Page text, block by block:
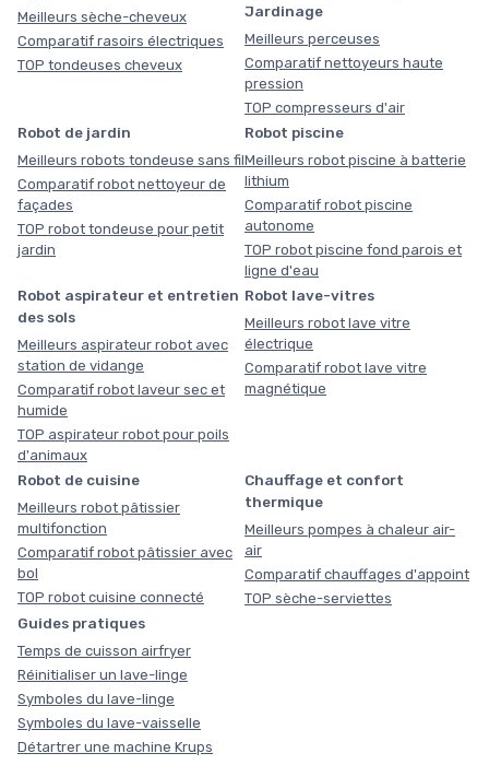
Meilleurs sèche-cheveux
Comparatif rasoirs électriques
TOP tondeuses cheveux
Jardinage
Meilleurs perceuses
Comparatif nettoyeurs haute
pression
TOP compresseurs d'air
Robot de jardin
Meilleurs robots tondeuse sans fil
Comparatif robot nettoyeur de
façades
TOP robot tondeuse pour petit
jardin
Robot piscine
Meilleurs robot piscine à batterie
lithium
Comparatif robot piscine
autonome
TOP robot piscine fond parois et
ligne d'eau
Robot aspirateur et entretien
des sols
Meilleurs aspirateur robot avec
station de vidange
Comparatif robot laveur sec et
humide
TOP aspirateur robot pour poils
d'animaux
Robot lave-vitres
Meilleurs robot lave vitre
électrique
Comparatif robot lave vitre
magnétique
Robot de cuisine
Meilleurs robot pâtissier
multifonction
Comparatif robot pâtissier avec
bol
TOP robot cuisine connecté
Chauffage et confort
thermique
Meilleurs pompes à chaleur air-
air
Comparatif chauffages d'appoint
TOP sèche-serviettes
Guides pratiques
Temps de cuisson airfryer
Réinitialiser un lave-linge
Symboles du lave-linge
Symboles du lave-vaisselle
Détartrer une machine Krups